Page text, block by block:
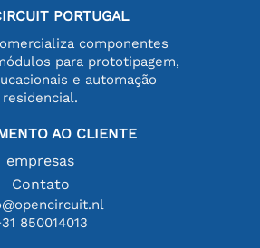
PORTUGAL
componentes
para prototipagem,
e automação
residencial.
AO CLIENTE
empresas
Contato
850014013